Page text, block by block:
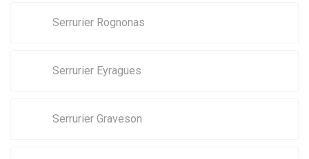
Serrurier Rognonas
Serrurier Eyragues
Serrurier Graveson